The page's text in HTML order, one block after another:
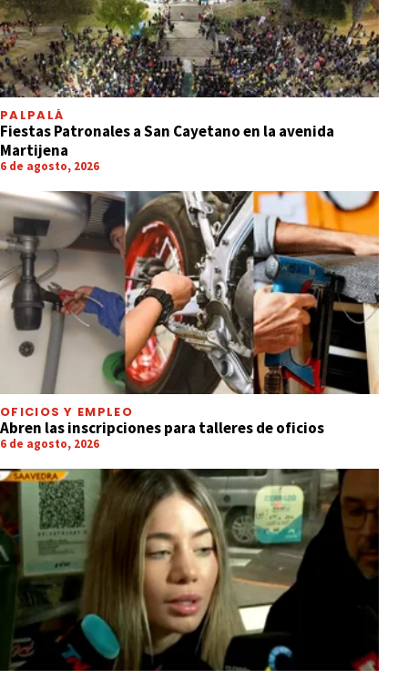
PALPALÁ
Fiestas Patronales a San Cayetano en la avenida
Martijena
6 de agosto, 2026
OFICIOS Y EMPLEO
Abren las inscripciones para talleres de oficios
6 de agosto, 2026